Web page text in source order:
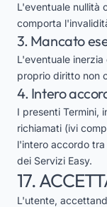
L'eventuale nullità
comporta
3. Mancato
L'eventuale
proprio diritto non
4. Intero
I presenti Termini,
richiamati (ivi
l'intero accordo
dei Servizi Easy.
17.
L'utente,